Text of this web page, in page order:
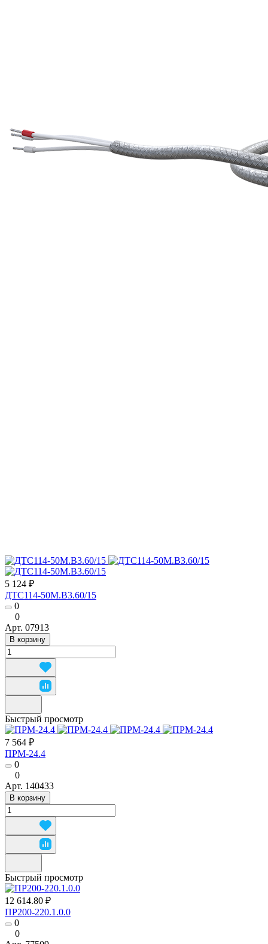
5 124 ₽
ДТС114-50М.В3.60/15
0
0
Арт. 07913
В корзину
Быстрый просмотр
7 564 ₽
ПРМ-24.4
0
0
Арт. 140433
В корзину
Быстрый просмотр
12 614.80 ₽
ПР200-220.1.0.0
0
0